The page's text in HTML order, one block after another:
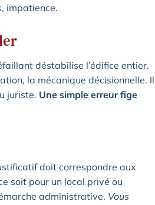
impatience.
déstabilise l’édifice entier.
la mécanique décisionnelle. Il
juriste. Une simple erreur fige
doit correspondre aux
soit pour un local privé ou
administrative. Vous